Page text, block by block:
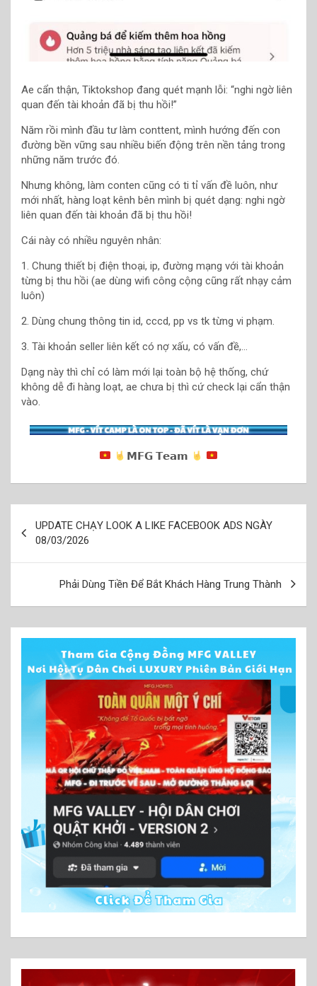
Ae cẩn thận, Tiktokshop đang quét mạnh lỗi: “nghi ngờ liên
quan đến tài khoản đã bị thu hồi!”
Năm rồi mình đầu tư làm conttent, mình hướng đến con
đường bền vững sau nhiều biến động trên nền tảng trong
những năm trước đó.
Nhưng không, làm conten cũng có ti tỉ vấn đề luôn, như
mới nhất, hàng loạt kênh bên mình bị quét dạng: nghi ngờ
liên quan đến tài khoản đã bị thu hồi!
Cái này có nhiều nguyên nhân:
1. Chung thiết bị điện thoại, ip, đường mạng với tài khoản
từng bị thu hồi (ae dùng wifi công cộng cũng rất nhạy cảm
luôn)
2. Dùng chung thông tin id, cccd, pp vs tk từng vi phạm.
3. Tài khoản seller liên kết có nợ xấu, có vấn đề,…
Dạng này thì chỉ có làm mới lại toàn bộ hệ thống, chứ
không dễ đi hàng loạt, ae chưa bị thì cứ check lại cẩn thận
vào.
𝗠𝗙𝗚 𝗧𝗲𝗮𝗺
hướng
bài
UPDATE CHẠY LOOK A LIKE FACEBOOK ADS NGÀY
08/03/2026
Phải Dùng Tiền Để Bắt Khách Hàng Trung Thành